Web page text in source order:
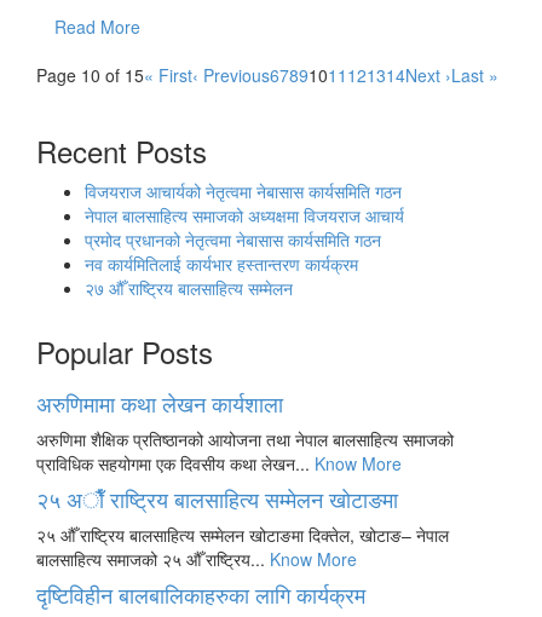
Read More
Page 10 of 15« First‹ Previous67891011 121314Next ›Last »
Recent Posts
विजयराज आचार्यको नेतृत्वमा नेबासास कार्यसमिति गठन
नेपाल बालसाहित्य समाजको अध्यक्षमा विजयराज आचार्य
प्रमोद प्रधानको नेतृत्वमा नेबासास कार्यसमिति गठन
नव कार्यमितिलाई कार्यभार हस्तान्तरण कार्यक्रम
२७ औँ राष्ट्रिय बालसाहित्य सम्मेलन
Popular Posts
अरुणिमामा कथा लेखन कार्यशाला
अरुणिमा शैक्षिक प्रतिष्ठानको आयोजना तथा नेपाल बालसाहित्य समाजको
प्राविधिक सहयोगमा एक दिवसीय कथा लेखन... Know More
२५ अाैँ राष्ट्रिय बालसाहित्य सम्मेलन खाेटाङमा
२५ औँ राष्ट्रिय बालसाहित्य सम्मेलन खोटाङमा दिक्तेल, खोटाङ– नेपाल
बालसाहित्य समाजको २५ औँ राष्ट्रिय... Know More
दृष्टिविहीन बालबालिकाहरुका लागि कार्यक्रम